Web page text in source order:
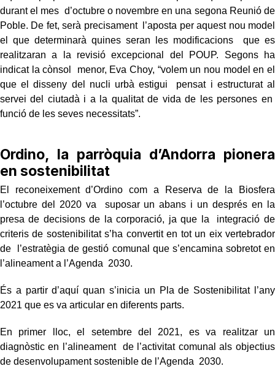
durant el mes d’octubre o novembre en una segona Reunió de
Poble. De fet, serà precisament l’aposta per aquest nou model
el que determinarà quines seran les modificacions que es
realitzaran a la revisió excepcional del POUP. Segons ha
indicat la cònsol menor, Eva Choy, “volem un nou model en el
que el disseny del nucli urbà estigui pensat i estructurat al
servei del ciutadà i a la qualitat de vida de les persones en
funció de les seves necessitats”.
Ordino, la parròquia d’Andorra pionera
en sostenibilitat
El reconeixement d’Ordino com a Reserva de la Biosfera
l’octubre del 2020 va suposar un abans i un després en la
presa de decisions de la corporació, ja que la integració de
criteris de sostenibilitat s’ha convertit en tot un eix vertebrador
de l’estratègia de gestió comunal que s’encamina sobretot en
l’alineament a l’Agenda 2030.
És a partir d’aquí quan s’inicia un Pla de Sostenibilitat l’any
2021 que es va articular en diferents parts.
En primer lloc, el setembre del 2021, es va realitzar un
diagnòstic en l’alineament de l’activitat comunal als objectius
de desenvolupament sostenible de l’Agenda 2030.